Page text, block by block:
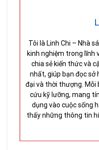
Tôi là Linh Chi – Nhà
kinh nghiệm trong lĩnh
chia sẻ kiến thức và
nhất, giúp bạn đọc sở
đại và thời thượng. Mỗi
cứu kỹ lưỡng, mang
dụng vào cuộc sống
thấy những thông tin